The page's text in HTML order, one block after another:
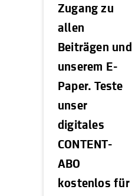
Zugang zu
allen
Beiträgen und
unserem E-
Paper. Teste
unser
digitales
CONTENT-
ABO
kostenlos für